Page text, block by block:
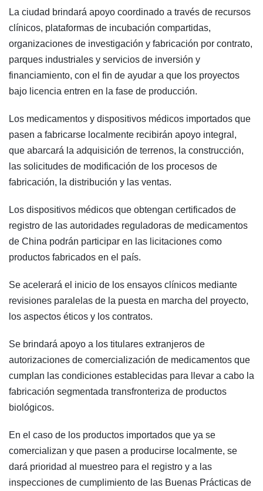
La ciudad brindará apoyo coordinado a través de recursos
clínicos, plataformas de incubación compartidas,
organizaciones de investigación y fabricación por contrato,
parques industriales y servicios de inversión y
financiamiento, con el fin de ayudar a que los proyectos
bajo licencia entren en la fase de producción.
Los medicamentos y dispositivos médicos importados que
pasen a fabricarse localmente recibirán apoyo integral,
que abarcará la adquisición de terrenos, la construcción,
las solicitudes de modificación de los procesos de
fabricación, la distribución y las ventas.
Los dispositivos médicos que obtengan certificados de
registro de las autoridades reguladoras de medicamentos
de China podrán participar en las licitaciones como
productos fabricados en el país.
Se acelerará el inicio de los ensayos clínicos mediante
revisiones paralelas de la puesta en marcha del proyecto,
los aspectos éticos y los contratos.
Se brindará apoyo a los titulares extranjeros de
autorizaciones de comercialización de medicamentos que
cumplan las condiciones establecidas para llevar a cabo la
fabricación segmentada transfronteriza de productos
biológicos.
En el caso de los productos importados que ya se
comercializan y que pasen a producirse localmente, se
dará prioridad al muestreo para el registro y a las
inspecciones de cumplimiento de las Buenas Prácticas de